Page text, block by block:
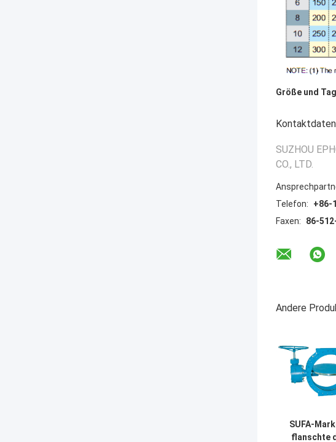
Größe und
Kontaktdaten
SUZHOU
CO., LTD.
Telefon:
+86-
Faxen:
86-
Andere
SUFA-
flanschte